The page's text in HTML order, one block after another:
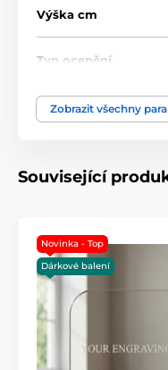
Výška cm
Typ ocenění
Materiál
Zobrazit všechny
Související
Novinka - Top
Dárkové balení